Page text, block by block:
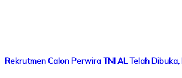
Rekrutmen Calon Perwira TNI AL Telah